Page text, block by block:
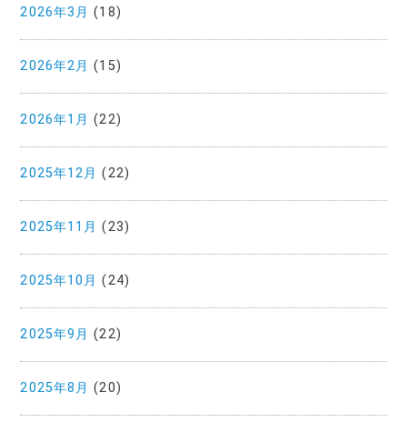
2026年3月 (18)
2026年2月 (15)
2026年1月 (22)
2025年12月 (22)
2025年11月 (23)
2025年10月 (24)
2025年9月 (22)
2025年8月 (20)